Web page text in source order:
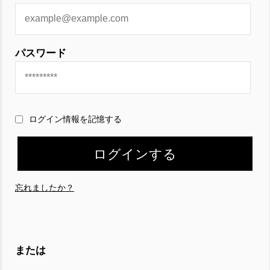
パスワード
ログイン情報を記憶する
忘れましたか？
または